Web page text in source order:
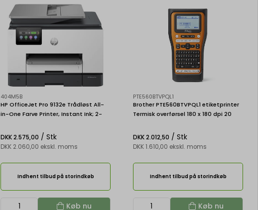
404M5B
HP OfficeJet Pro 9132e Trådløst All-
in-One Farve Printer, Instant Ink; 2-
DKK 2.575,00 / Stk
DKK 2.060,00 ekskl. moms
Indhent tilbud på storindkøb
Køb nu
PTE560BTVPQL1
Brother PTE560BTVPQL1 etiketprinter
Termisk overførsel 180 x 180 dpi 20
Bluetooth QWERTY
DKK 2.012,50 / Stk
DKK 1.610,00 ekskl. moms
Indhent tilbud på storindkøb
Køb nu